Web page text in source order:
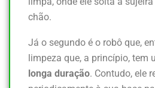
chão.
Já o segundo é o robô que,
limpeza que, a princípio, tem
longa duração. Contudo, ele